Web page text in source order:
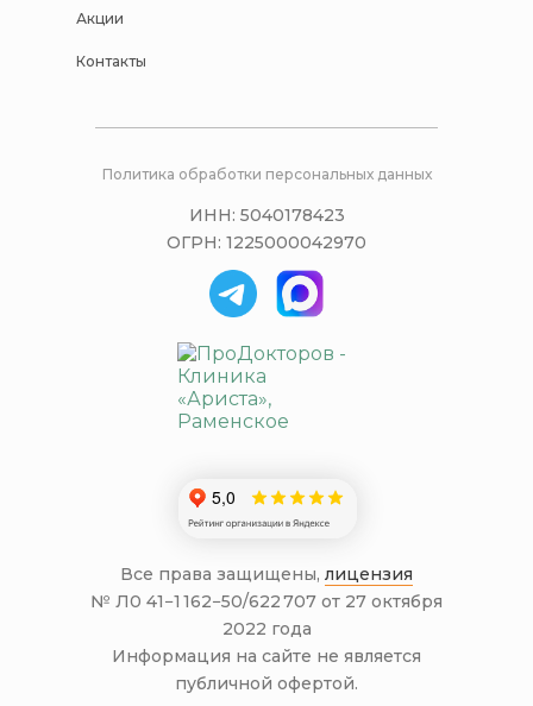
Все права защищены, лицензия
№ Л0 41−1 162−50/622 707 от 27 октября
2022 года
Информация на сайте не является
публичной офертой.
ИНН: 5040178423
ОГРН: 1225000042970
Политика обработки персональных данных
Акции
Контакты